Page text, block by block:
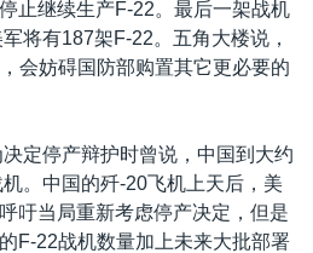
止继续生产F-22。最后一架战机
将有187架F-22。五角大楼说，
会妨碍国防部购置其它更必要的
定停产辩护时曾说，中国到大约
。中国的歼-20飞机上天后，美
吁当局重新考虑停产决定，但是
F-22战机数量加上未来大批部署